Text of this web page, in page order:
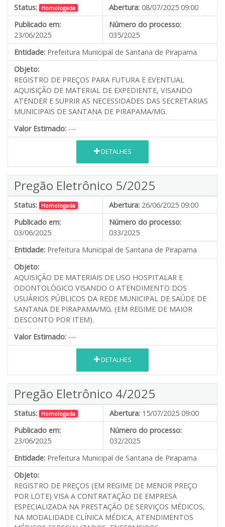
Status: Homologada Abertura: 08/07/2025 09:00
Publicado em:
23/06/2025
Número do processo:
035/2025
Entidade: Prefeitura Municipal de Santana de Pirapama
Objeto:
REGISTRO DE PREÇOS PARA FUTURA E EVENTUAL
AQUISIÇÃO DE MATERIAL DE EXPEDIENTE, VISANDO
ATENDER E SUPRIR AS NECESSIDADES DAS SECRETARIAS
MUNICIPAIS DE SANTANA DE PIRAPAMA/MG.
Valor Estimado: ---
DETALHES
Pregão Eletrônico 5/2025
Status: Homologada Abertura: 26/06/2025 09:00
Publicado em:
03/06/2025
Número do processo:
033/2025
Entidade: Prefeitura Municipal de Santana de Pirapama
Objeto:
AQUISIÇÃO DE MATERIAIS DE USO HOSPITALAR E
ODONTOLÓGICO VISANDO O ATENDIMENTO DOS
USUÁRIOS PÚBLICOS DA REDE MUNICIPAL DE SAÚDE DE
SANTANA DE PIRAPAMA/MG. (EM REGIME DE MAIOR
DESCONTO POR ITEM).
Valor Estimado: ---
DETALHES
Pregão Eletrônico 4/2025
Status: Homologada Abertura: 15/07/2025 09:00
Publicado em:
23/06/2025
Número do processo:
032/2025
Entidade: Prefeitura Municipal de Santana de Pirapama
Objeto:
REGISTRO DE PREÇOS (EM REGIME DE MENOR PREÇO
POR LOTE) VISA A CONTRATAÇÃO DE EMPRESA
ESPECIALIZADA NA PRESTAÇÃO DE SERVIÇOS MÉDICOS,
NA MODALIDADE CLÍNICA MÉDICA, ATENDIMENTOS